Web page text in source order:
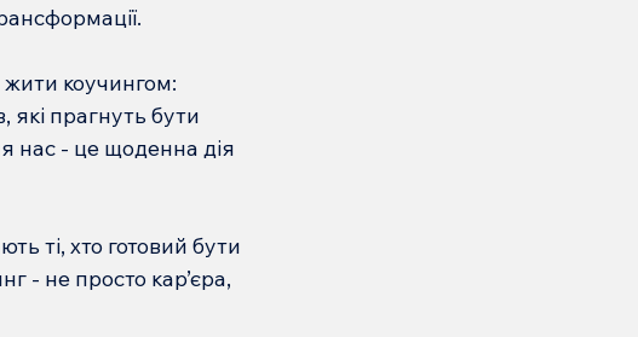
коучингом:
які прагнуть бути
нас - це щоденна дія
ті, хто готовий бути
- не просто кар’єра,